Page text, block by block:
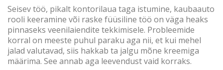
Seisev töö, pikalt kontorilaua taga istumine, kaubaauto
rooli keeramine või raske füüsiline töö on väga heaks
pinnaseks veenilaiendite tekkimisele. Probleemide
korral on meeste puhul paraku aga nii, et kui mehel
jalad valutavad, siis hakkab ta jalgu mõne kreemiga
määrima. See annab aga leevendust vaid korraks.